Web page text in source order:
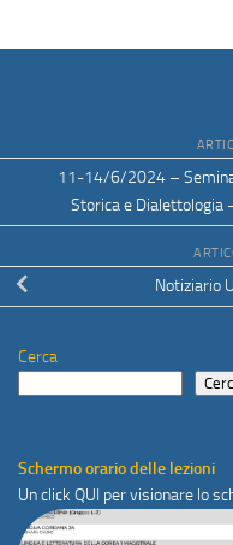
11-14/6/2024 –
Storica e Dialettologia
Notiziario
Cerca
Schermo orario delle lezioni
Un click QUI per visionare lo